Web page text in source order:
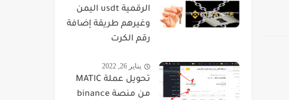
الرقمية usdt اليمن
وغيرهم طريقة إضافة
رقم الكرت
يناير 26, 2022
تحويل عملة MATlC
من منصة binance